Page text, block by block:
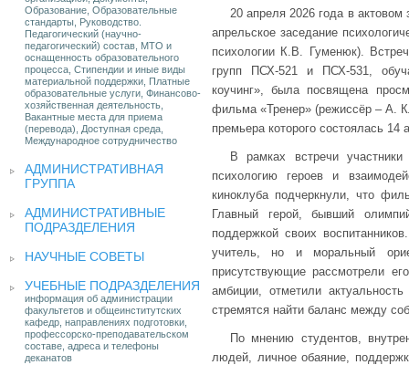
Образование, Образовательные
стандарты, Руководство.
Педагогический (научно-
педагогический) состав, МТО и
оснащенность образовательного
процесса, Стипендии и иные виды
материальной поддержки, Платные
образовательные услуги, Финансово-
хозяйственная деятельность,
Вакантные места для приема
(перевода), Доступная среда,
Международное сотрудничество
АДМИНИСТРАТИВНАЯ
ГРУППА
АДМИНИСТРАТИВНЫЕ
ПОДРАЗДЕЛЕНИЯ
НАУЧНЫЕ СОВЕТЫ
УЧЕБНЫЕ ПОДРАЗДЕЛЕНИЯ
информация об администрации
факультетов и общеинститутских
кафедр, направлениях подготовки,
профессорско-преподавательском
составе, адреса и телефоны
деканатов
20 апреля 2026 года в актовом
апрельское заседание
психологии К.В. Гуменюк).
групп ПСХ-521 и ПСХ-531,
коучинг», была посвящена
фильма «Тренер» (режиссёр – А.
премьера которого состоялась 14
В рамках встречи
психологию героев и
киноклуба подчеркнули, что
Главный герой, бывший
поддержкой своих
учитель, но и моральный
присутствующие рассмотрели
амбиции, отметили
стремятся найти баланс между
По мнению студентов,
людей, личное обаяние,